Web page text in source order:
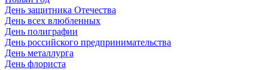
День защитника Отечества
День всех влюбленных
День полиграфии
День российского предпринимательства
День металлурга
День флориста